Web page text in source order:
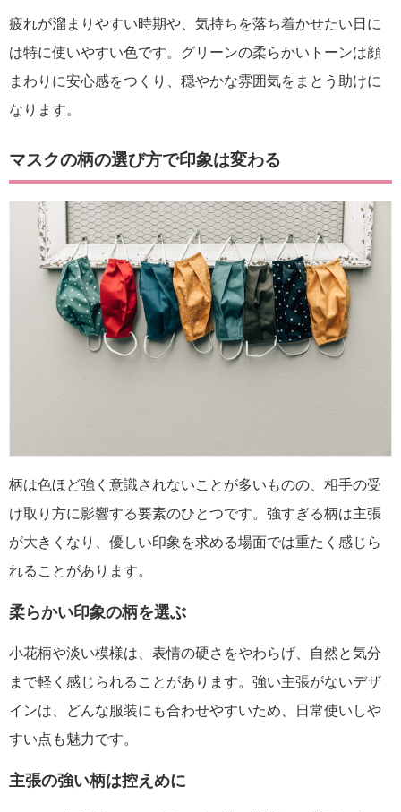
疲れが溜まりやすい時期や、気持ちを落ち着かせたい日に
は特に使いやすい色です。グリーンの柔らかいトーンは顔
まわりに安心感をつくり、穏やかな雰囲気をまとう助けに
なります。
マスクの柄の選び方で印象は変わる
柄は色ほど強く意識されないことが多いものの、相手の受
け取り方に影響する要素のひとつです。強すぎる柄は主張
が大きくなり、優しい印象を求める場面では重たく感じら
れることがあります。
柔らかい印象の柄を選ぶ
小花柄や淡い模様は、表情の硬さをやわらげ、自然と気分
まで軽く感じられることがあります。強い主張がないデザ
インは、どんな服装にも合わせやすいため、日常使いしや
すい点も魅力です。
主張の強い柄は控えめに